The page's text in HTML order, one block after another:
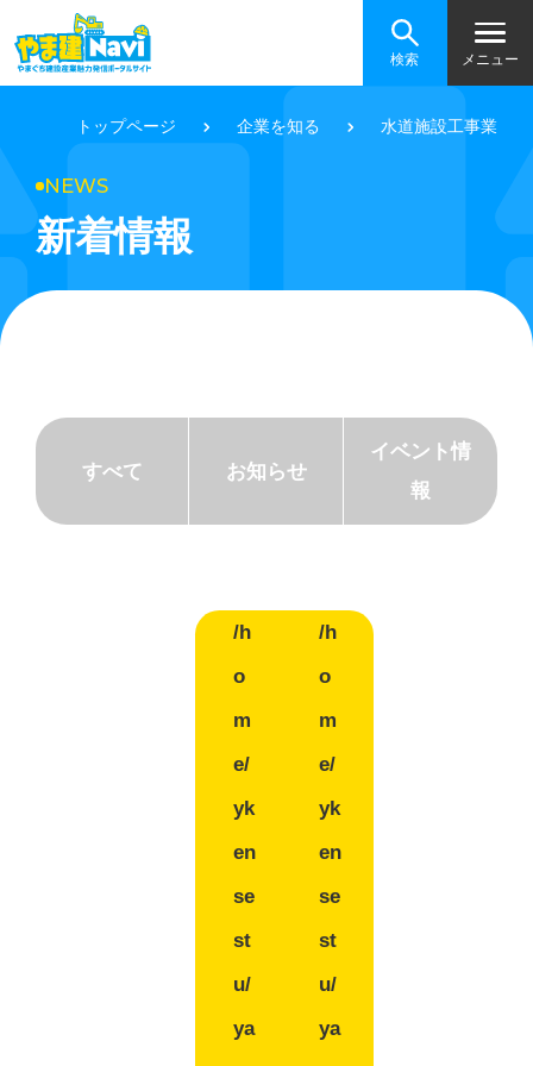
検索 メニュー
トップページ 企業を知る 水道施設工事業
NEWS
新着情報
すべて お知らせ
イベント情
報
/h
o
m
e/
yk
en
se
st
u/
ya
/h
o
m
e/
yk
en
se
st
u/
ya